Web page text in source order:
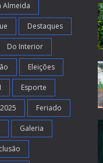
Almeida
Destaques
Do Interior
Eleições
Esporte
Feriado
Galeria